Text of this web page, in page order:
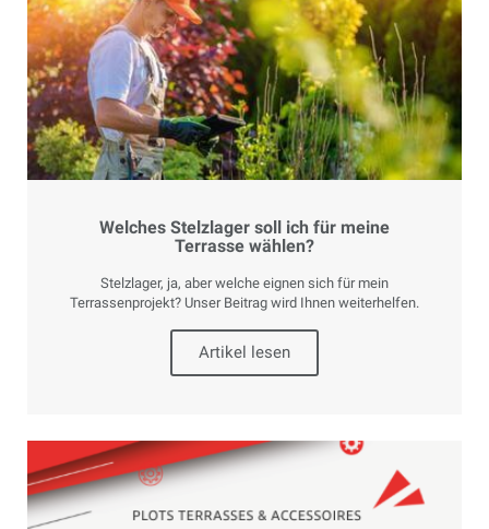
Welches Stelzlager soll ich für meine
Terrasse wählen?
Stelzlager, ja, aber welche eignen sich für mein
Terrassenprojekt? Unser Beitrag wird Ihnen weiterhelfen.
Artikel lesen